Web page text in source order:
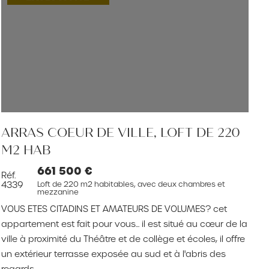
ARRAS COEUR DE VILLE, LOFT DE 220
M2 HAB
661 500 €
Loft de 220 m2 habitables, avec deux chambres et
mezzanine
Réf.
4339
VOUS ETES CITADINS ET AMATEURS DE VOLUMES? cet
appartement est fait pour vous... il est situé au cœur de la
ville à proximité du Théâtre et de collège et écoles, il offre
un extérieur terrasse exposée au sud et à l'abris des